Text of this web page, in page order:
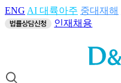
ENG AI 대륙아주 중대재해
인재채용